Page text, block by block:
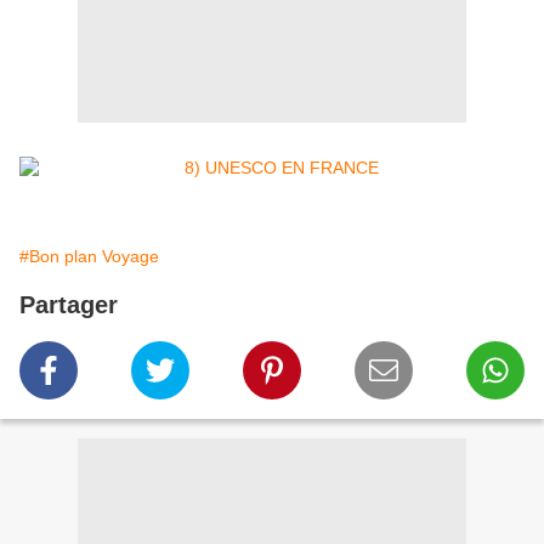
#Bon plan Voyage
Partager